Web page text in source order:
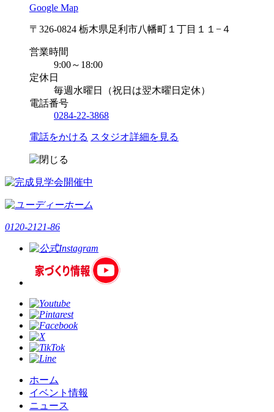
Google Map
〒326-0824 栃木県足利市八幡町１丁目１１−４
営業時間
9:00～18:00
定休日
毎週水曜日（祝日は翌木曜日定休）
電話番号
0284-22-3868
電話をかける スタジオ詳細を見る
0120-2121-86
ホーム
イベント情報
ニュース